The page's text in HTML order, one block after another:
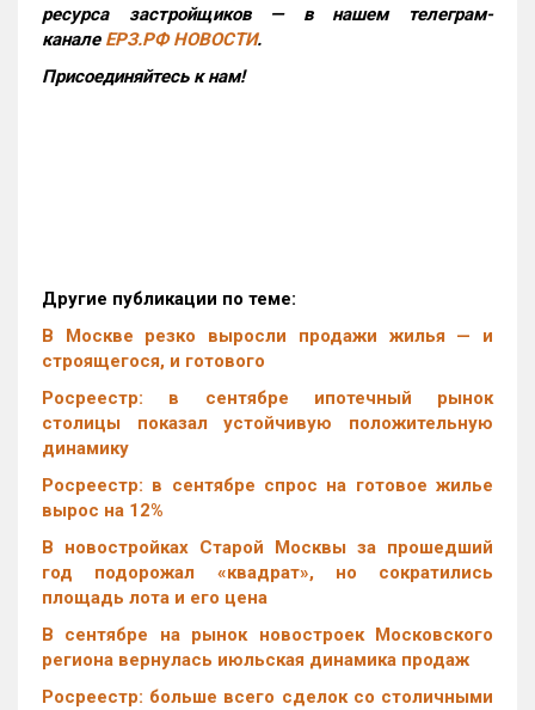
ресурса застройщиков — в нашем телеграм-
канале ЕРЗ.РФ НОВОСТИ.
Присоединяйтесь к нам!
Другие публикации по теме:
В Москве резко выросли продажи жилья — и
строящегося, и готового
Росреестр: в сентябре ипотечный рынок
столицы показал устойчивую положительную
динамику
Росреестр: в сентябре спрос на готовое жилье
вырос на 12%
В новостройках Старой Москвы за прошедший
год подорожал «квадрат», но сократились
площадь лота и его цена
В сентябре на рынок новостроек Московского
региона вернулась июльская динамика продаж
Росреестр: больше всего сделок со столичными